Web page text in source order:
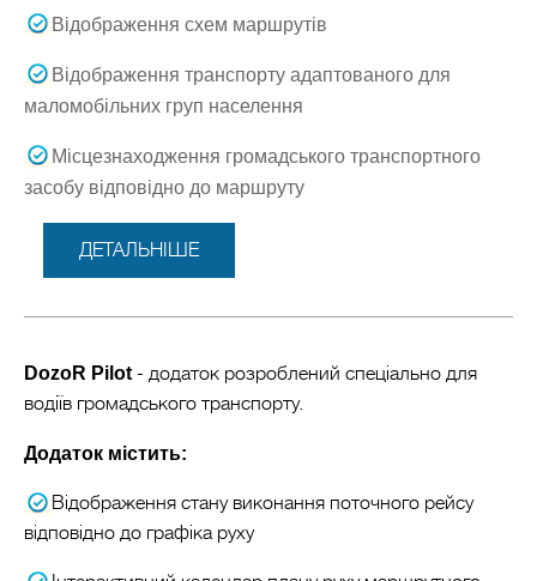
Відображення схем маршрутів
Відображення транспорту адаптованого для
маломобільних груп населення
Місцезнаходження громадського транспортного
засобу відповідно до маршруту
ДЕТАЛЬНІШЕ
DozoR Pilot - додаток розроблений спеціально для
водіїв громадського транспорту.
Додаток містить:
Відображення стану виконання поточного рейсу
відповідно до графіка руху